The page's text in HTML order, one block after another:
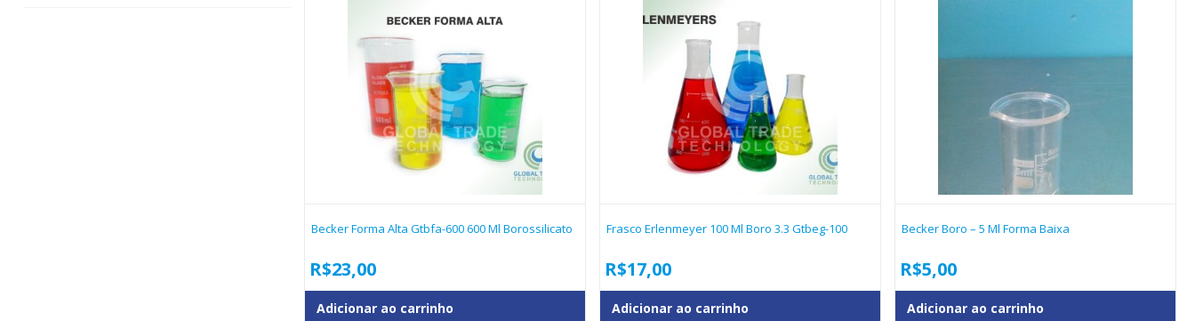
Becker Forma Alta Gtbfa-600 600 Ml Borossilicato
R$23,00
Adicionar ao carrinho
Frasco Erlenmeyer 100 Ml Boro 3.3 Gtbeg-100
R$17,00
Adicionar ao carrinho
Becker Boro – 5 Ml Forma Baixa
R$5,00
Adicionar ao carrinho